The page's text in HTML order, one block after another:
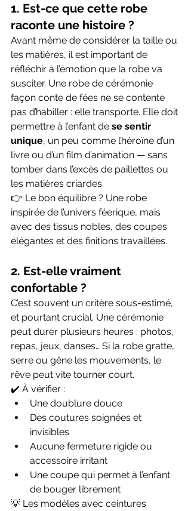
1. Est-ce que cette robe
raconte une histoire ?
Avant même de considérer la taille ou
les matières, il est important de
réfléchir à l’émotion que la robe va
susciter. Une robe de cérémonie
façon conte de fées ne se contente
pas d’habiller : elle transporte. Elle doit
permettre à l’enfant de se sentir
unique, un peu comme l’héroïne d’un
livre ou d’un film d’animation — sans
tomber dans l’excès de paillettes ou
les matières criardes.
👉 Le bon équilibre ? Une robe
inspirée de l’univers féerique, mais
avec des tissus nobles, des coupes
élégantes et des finitions travaillées.
2. Est-elle vraiment
confortable ?
C’est souvent un critère sous-estimé,
et pourtant crucial. Une cérémonie
peut durer plusieurs heures : photos,
repas, jeux, danses… Si la robe gratte,
serre ou gêne les mouvements, le
rêve peut vite tourner court.
✔️ À vérifier :
Une doublure douce
Des coutures soignées et
invisibles
Aucune fermeture rigide ou
accessoire irritant
Une coupe qui permet à l’enfant
de bouger librement
💡 Les modèles avec ceintures